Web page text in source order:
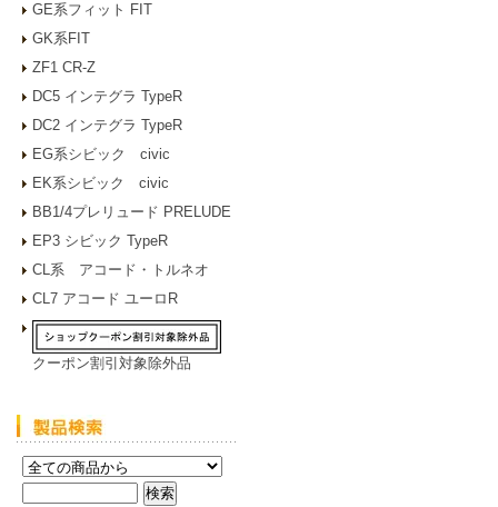
GE系フィット FIT
GK系FIT
ZF1 CR-Z
DC5 インテグラ TypeR
DC2 インテグラ TypeR
EG系シビック civic
EK系シビック civic
BB1/4プレリュード PRELUDE
EP3 シビック TypeR
CL系 アコード・トルネオ
CL7 アコード ユーロR
クーポン割引対象除外品